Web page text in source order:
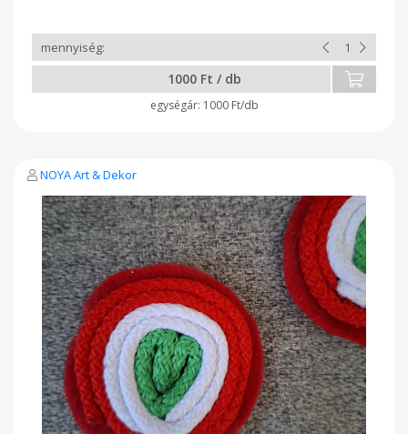
1000 Ft / db
1000 Ft/db
NOYA Art & Dekor